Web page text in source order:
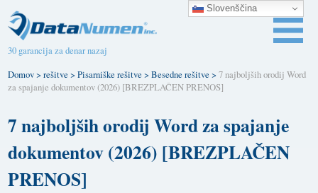
30 garancija za denar nazaj
Domov>rešitve >Pisarniške rešitve >Besedne rešitve >7 najboljših orodij Word
za spajanje dokumentov (2026) [BREZPLAČEN PRENOS]
7 najboljših orodij Word za spajanje
dokumentov (2026) [BREZPLAČEN
PRENOS]
Slovenščina